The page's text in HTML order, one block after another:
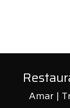
Amar |